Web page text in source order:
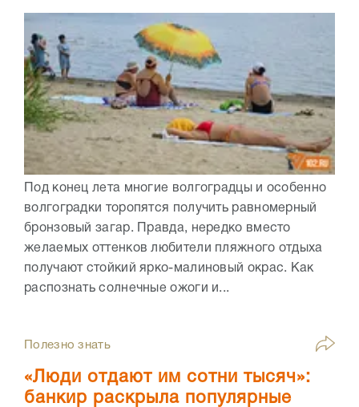
Под конец лета многие волгоградцы и особенно
волгоградки торопятся получить равномерный
бронзовый загар. Правда, нередко вместо
желаемых оттенков любители пляжного отдыха
получают стойкий ярко-малиновый окрас. Как
распознать солнечные ожоги и...
Полезно знать
«Люди отдают им сотни тысяч»:
банкир раскрыла популярные